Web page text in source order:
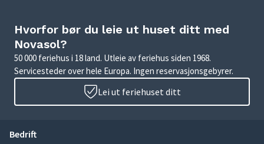
Hvorfor bør du leie ut huset ditt med
Novasol?
50 000 feriehus i 18 land. Utleie av feriehus siden 1968.
Servicesteder over hele Europa. Ingen reservasjonsgebyrer.
Lei ut feriehuset ditt
Bedrift